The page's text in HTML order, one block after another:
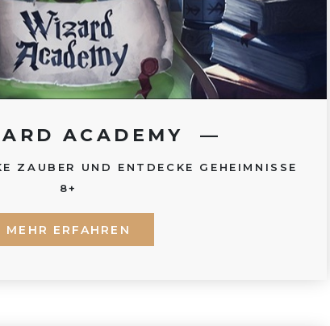
ACADEMY
ZAUBER UND ENTDECKE GEHEIMNISSE
8+
MEHR ERFAHREN